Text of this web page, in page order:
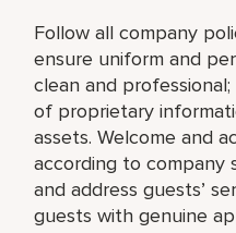
Follow all company
ensure uniform and
clean and
of proprietary
assets. Welcome and
according to company
and address guests’
guests with genuine